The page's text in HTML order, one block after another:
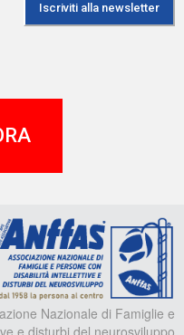
Nazionale di Famiglie e
e disturbi del neurosviluppo